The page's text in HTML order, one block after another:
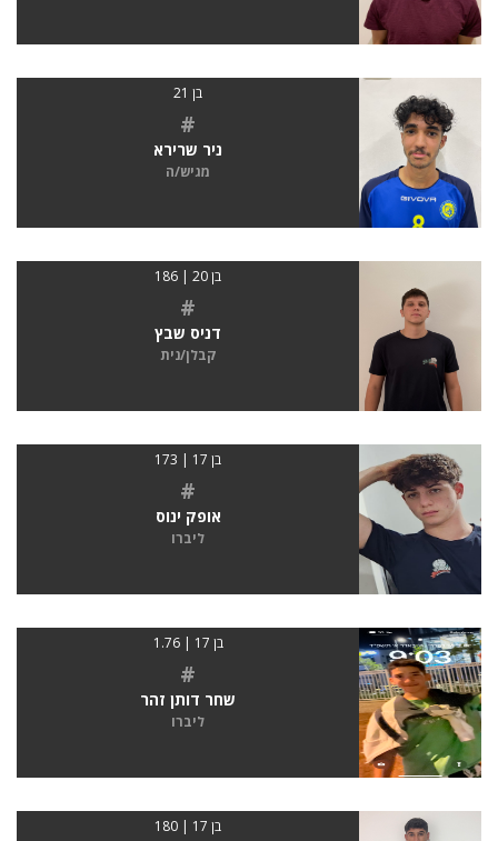
בן 21
#
ניר שרירא
מגיש/ה
בן 20 | 186
#
דניס שבץ
קבלן/נית
בן 17 | 173
#
אופק ינוס
ליברו
בן 17 | 1.76
#
שחר דותן זהר
ליברו
בן 17 | 180